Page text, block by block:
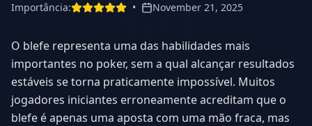
Importância: • November 21, 2025
O blefe representa uma das habilidades mais
importantes no poker, sem a qual alcançar resultados
estáveis se torna praticamente impossível. Muitos
jogadores iniciantes erroneamente acreditam que o
blefe é apenas uma aposta com uma mão fraca, mas